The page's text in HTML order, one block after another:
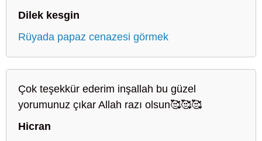
Dilek kesgin
Rüyada papaz cenazesi görmek
Çok teşekkür ederim inşallah bu güzel
yorumunuz çıkar Allah razı olsun🥰🥰🥰
Hicran